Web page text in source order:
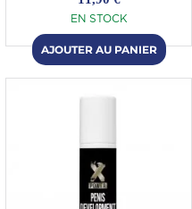
EN STOCK